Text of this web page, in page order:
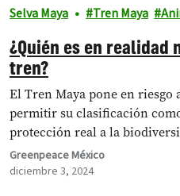
Selva Maya Tren Maya
¿Quién es en
tren?
El Tren Maya pone en riesgo
permitir su clasificación
protección real a la
Greenpeace México
diciembre 3, 2024